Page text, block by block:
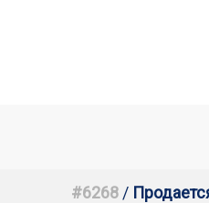
#6268 /